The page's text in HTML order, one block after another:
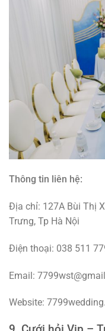
Thông tin liên hệ:
Địa chỉ: 127A Bùi Thị
Trưng, Tp Hà Nội
Điện thoại: 038 511
Email:
Website: